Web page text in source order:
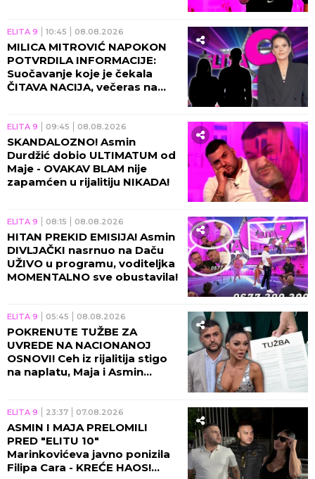
ELITA 9 10:45 08.08.2026
MILICA MITROVIĆ NAPOKON
POTVRDILA INFORMACIJE:
Suočavanje koje je čekala
ČITAVA NACIJA, večeras na
ELITA 9 09:45 08.08.2026
SKANDALOZNO! Asmin
Durdžić dobio ULTIMATUM od
Maje - OVAKAV BLAM nije
zapamćen u rijalitiju NIKADA!
ELITA 9 08:15 08.08.2026
HITAN PREKID EMISIJA! Asmin
DIVLJAČKI nasrnuo na Daču
UŽIVO u programu, voditeljka
MOMENTALNO sve obustavila!
ELITA 9 05:45 08.08.2026
POKRENUTE TUŽBE ZA
UVREDE NA NACIONANOJ
OSNOVI! Ceh iz rijalitija stigo
na naplatu, Maja i Asmin
ELITA 9 23:37 07.08.2026
ASMIN I MAJA PRELOMILI
PRED "ELITU 10"
Marinkovićeva javno ponizila
Filipa Cara - KREĆE HAOS!